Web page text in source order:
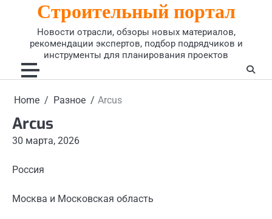
Строительный портал
Новости отрасли, обзоры новых материалов,
рекомендации экспертов, подбор подрядчиков и
инструменты для планирования проектов
Home Разное Arcus
Arcus
30 марта, 2026
Россия
Москва и Московская область